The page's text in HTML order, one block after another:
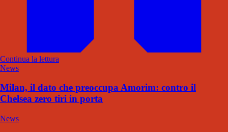
Continua la lettura
News
Milan, il dato che preoccupa Amorim: contro il
Chelsea zero tiri in porta
News